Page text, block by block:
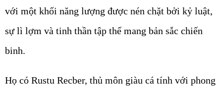
với một khối năng lượng được nén chặt bởi kỷ luật,
sự lì lợm và tinh thần tập thể mang bản sắc chiến
binh.
Họ có Rustu Recber, thủ môn giàu cá tính với phong